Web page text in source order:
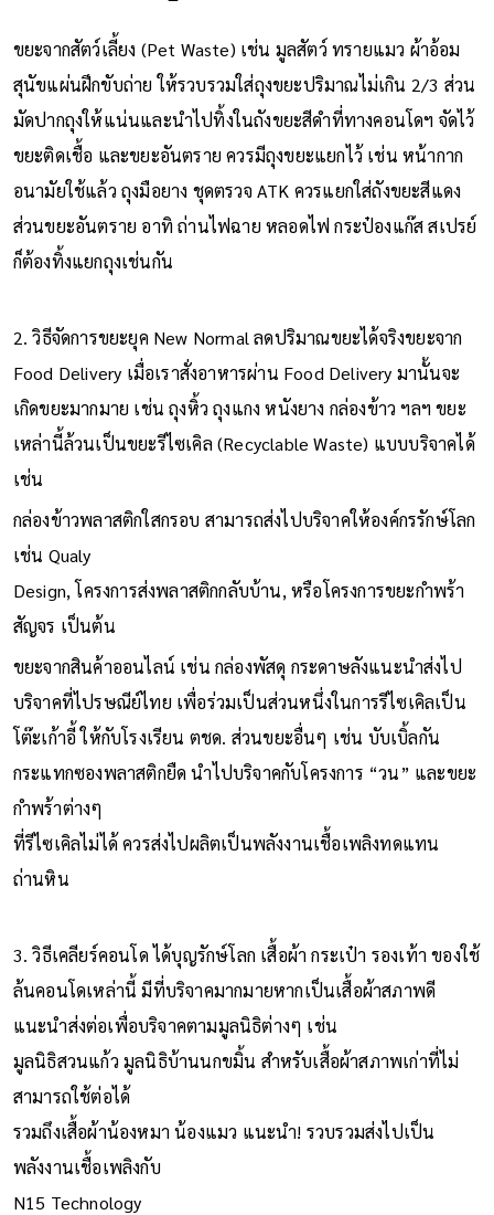
ขยะจากสัตว์เลี้ยง (Pet Waste) เช่น มูลสัตว์ ทรายแมว ผ้าอ้อม
สุนัขแผ่นฝึกขับถ่าย ให้รวบรวมใส่ถุงขยะปริมาณไม่เกิน 2/3 ส่วน
มัดปากถุงให้แน่นและนำไปทิ้งในถังขยะสีดำที่ทางคอนโดฯ จัดไว้
ขยะติดเชื้อ และขยะอันตราย ควรมีถุงขยะแยกไว้ เช่น หน้ากาก
อนามัยใช้แล้ว ถุงมือยาง ชุดตรวจ ATK ควรแยกใส่ถังขยะสีแดง
ส่วนขยะอันตราย อาทิ ถ่านไฟฉาย หลอดไฟ กระป๋องแก๊ส สเปรย์
ก็ต้องทิ้งแยกถุงเช่นกัน
2. วิธีจัดการขยะยุค New Normal ลดปริมาณขยะได้จริงขยะจาก
Food Delivery เมื่อเราสั่งอาหารผ่าน Food Delivery มานั้นจะ
เกิดขยะมากมาย เช่น ถุงหิ้ว ถุงแกง หนังยาง กล่องข้าว ฯลฯ ขยะ
เหล่านี้ล้วนเป็นขยะรีไซเคิล (Recyclable Waste) แบบบริจาคได้
เช่น
กล่องข้าวพลาสติกใสกรอบ สามารถส่งไปบริจาคให้องค์กรรักษ์โลก
เช่น Qualy
Design, โครงการส่งพลาสติกกลับบ้าน, หรือโครงการขยะกำพร้า
สัญจร เป็นต้น
ขยะจากสินค้าออนไลน์ เช่น กล่องพัสดุ กระดาษลังแนะนำส่งไป
บริจาคที่ไปรษณีย์ไทย เพื่อร่วมเป็นส่วนหนึ่งในการรีไซเคิลเป็น
โต๊ะเก้าอี้ ให้กับโรงเรียน ตชด. ส่วนขยะอื่นๆ เช่น บับเบิ้ลกัน
กระแทกซองพลาสติกยืด นำไปบริจาคกับโครงการ “วน” และขยะ
กำพร้าต่างๆ
ที่รีไซเคิลไม่ได้ ควรส่งไปผลิตเป็นพลังงานเชื้อเพลิงทดแทน
ถ่านหิน
3. วิธีเคลียร์คอนโด ได้บุญรักษ์โลก เสื้อผ้า กระเป๋า รองเท้า ของใช้
ล้นคอนโดเหล่านี้ มีที่บริจาคมากมายหากเป็นเสื้อผ้าสภาพดี
แนะนำส่งต่อเพื่อบริจาคตามมูลนิธิต่างๆ เช่น
มูลนิธิสวนแก้ว มูลนิธิบ้านนกขมิ้น สำหรับเสื้อผ้าสภาพเก่าที่ไม่
สามารถใช้ต่อได้
รวมถึงเสื้อผ้าน้องหมา น้องแมว แนะนำ! รวบรวมส่งไปเป็น
พลังงานเชื้อเพลิงกับ
N15 Technology